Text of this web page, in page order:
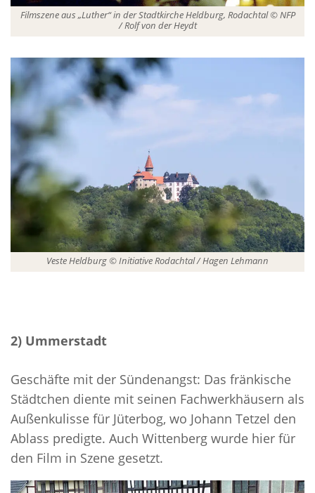
Filmszene aus „Luther“ in der Stadtkirche Heldburg, Rodachtal © NFP
/ Rolf von der Heydt
Veste Heldburg © Initiative Rodachtal / Hagen Lehmann
2) Ummerstadt
Geschäfte mit der Sündenangst: Das fränkische
Städtchen diente mit seinen Fachwerkhäusern als
Außenkulisse für Jüterbog, wo Johann Tetzel den
Ablass predigte. Auch Wittenberg wurde hier für
den Film in Szene gesetzt.